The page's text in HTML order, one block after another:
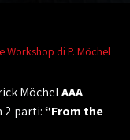
Workshop di P. Möchel
MöchelAAA
2 parti:“From the